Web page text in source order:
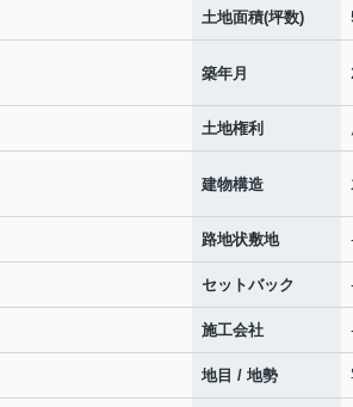
土地面積(坪数)
築年月
土地権利
建物構造
路地状敷地
セットバック
施工会社
地目 / 地勢